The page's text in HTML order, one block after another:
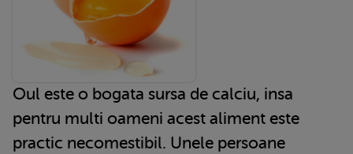
Oul este o bogata sursa de calciu, insa
pentru multi oameni acest aliment este
practic necomestibil. Unele persoane